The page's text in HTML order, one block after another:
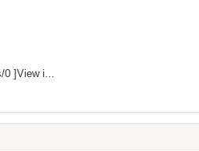
0 ]View i...